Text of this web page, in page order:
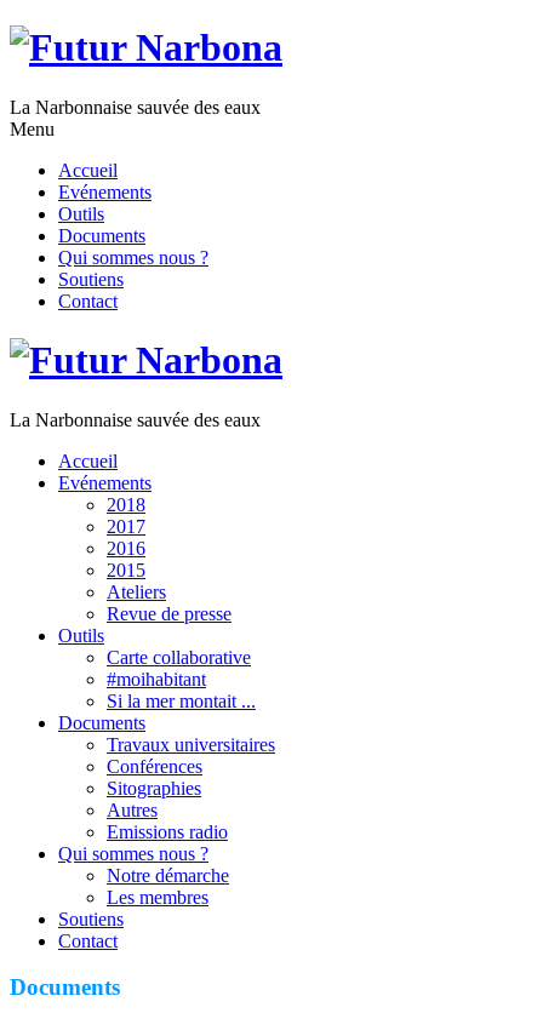
La Narbonnaise sauvée des eaux
Menu
Accueil
Evénements
Outils
Documents
Qui sommes nous ?
Soutiens
Contact
La Narbonnaise sauvée des eaux
Accueil
Evénements
2018
2017
2016
2015
Ateliers
Revue de presse
Outils
Carte collaborative
#moihabitant
Si la mer montait ...
Documents
Travaux universitaires
Conférences
Sitographies
Autres
Emissions radio
Qui sommes nous ?
Notre démarche
Les membres
Soutiens
Contact
Documents